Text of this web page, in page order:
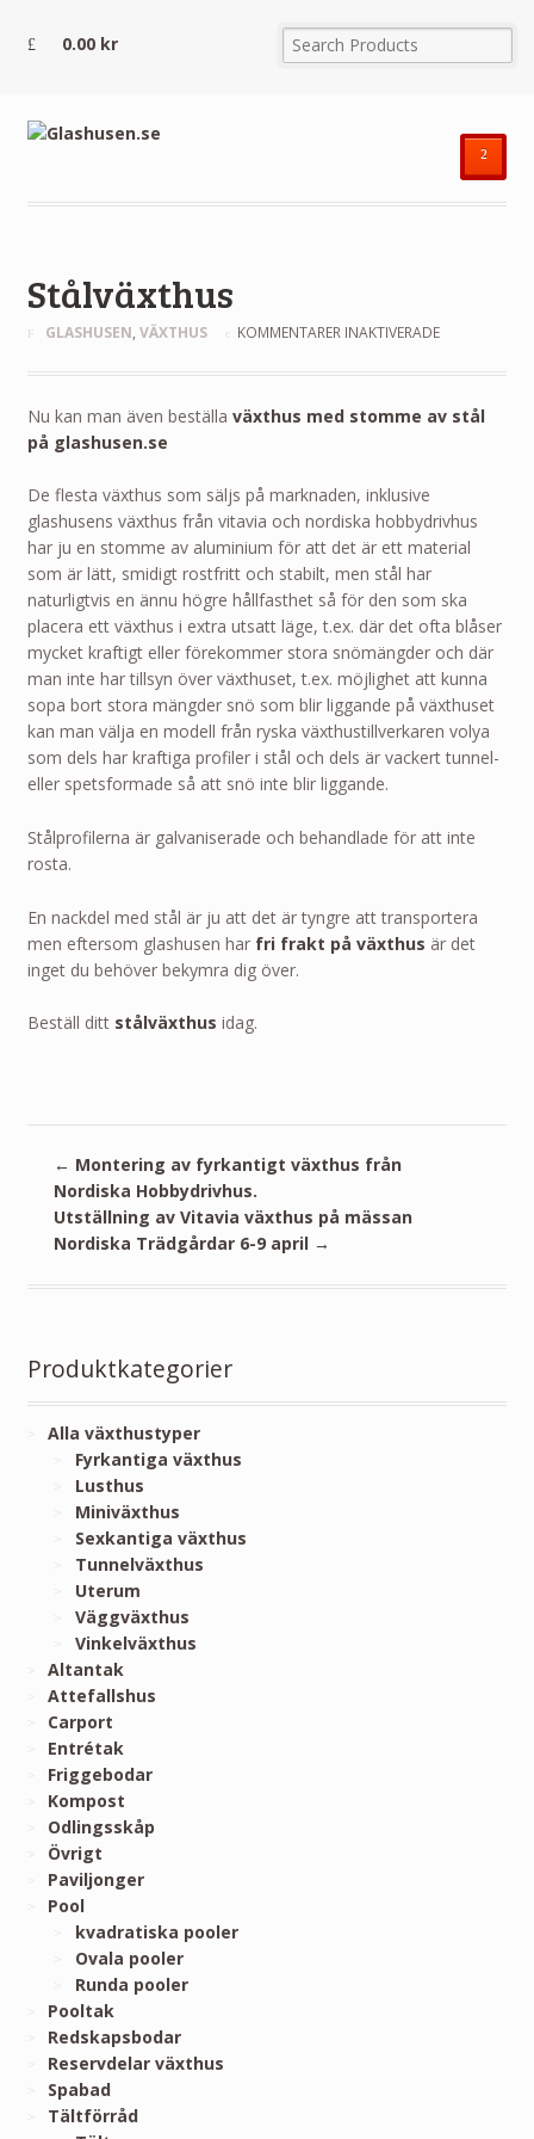
0.00 kr
²
Stålväxthus
GLASHUSEN, VÄXTHUS KOMMENTARER INAKTIVERADEFÖR
Nu kan man även beställa växthus med stomme av stål
på glashusen.se
De flesta växthus som säljs på marknaden, inklusive
glashusens växthus från vitavia och nordiska hobbydrivhus
har ju en stomme av aluminium för att det är ett material
som är lätt, smidigt rostfritt och stabilt, men stål har
naturligtvis en ännu högre hållfasthet så för den som ska
placera ett växthus i extra utsatt läge, t.ex. där det ofta blåser
mycket kraftigt eller förekommer stora snömängder och där
man inte har tillsyn över växthuset, t.ex. möjlighet att kunna
sopa bort stora mängder snö som blir liggande på växthuset
kan man välja en modell från ryska växthustillverkaren volya
som dels har kraftiga profiler i stål och dels är vackert tunnel-
eller spetsformade så att snö inte blir liggande.
Stålprofilerna är galvaniserade och behandlade för att inte
rosta.
En nackdel med stål är ju att det är tyngre att transportera
men eftersom glashusen har fri frakt på växthus är det
inget du behöver bekymra dig över.
Beställ ditt stålväxthus idag.
← Montering av fyrkantigt växthus från
Nordiska Hobbydrivhus.
Utställning av Vitavia växthus på mässan
Nordiska Trädgårdar 6-9 april →
Produktkategorier
Alla växthustyper
Fyrkantiga växthus
Lusthus
Miniväxthus
Sexkantiga växthus
Tunnelväxthus
Uterum
Väggväxthus
Vinkelväxthus
Altantak
Attefallshus
Carport
Entrétak
Friggebodar
Kompost
Odlingsskåp
Övrigt
Paviljonger
Pool
kvadratiska pooler
Ovala pooler
Runda pooler
Pooltak
Redskapsbodar
Reservdelar växthus
Spabad
Tältförråd